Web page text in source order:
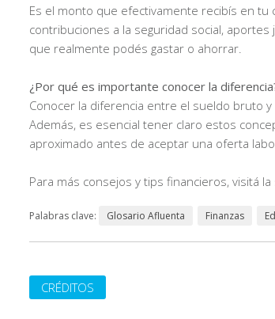
Es el monto que efectivamente recibís en
contribuciones a la seguridad social,
que realmente podés gastar o ahorrar.
¿Por qué es importante conocer la
Conocer la diferencia entre el sueldo bruto
Además, es esencial tener claro estos
aproximado antes de aceptar una oferta
Para más consejos y tips financieros, visitá
Palabras clave: Glosario Afluenta Finanzas
CRÉDITOS